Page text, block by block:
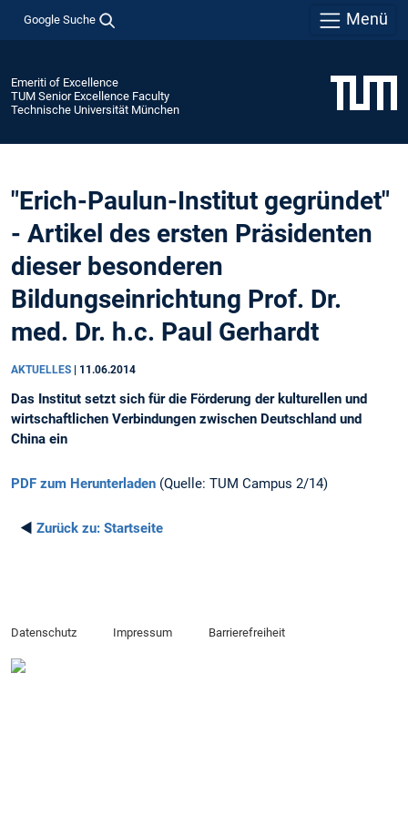
Google Suche Menü
Emeriti of Excellence
TUM Senior Excellence Faculty
Technische Universität München
"Erich-Paulun-Institut gegründet"
- Artikel des ersten Präsidenten
dieser besonderen
Bildungseinrichtung Prof. Dr.
med. Dr. h.c. Paul Gerhardt
AKTUELLES 11.06.2014
Das Institut setzt sich für die Förderung der kulturellen und
wirtschaftlichen Verbindungen zwischen Deutschland und
China ein
PDF zum Herunterladen (Quelle: TUM Campus 2/14)
◄ Zurück zu: Startseite
Datenschutz Impressum Barrierefreiheit